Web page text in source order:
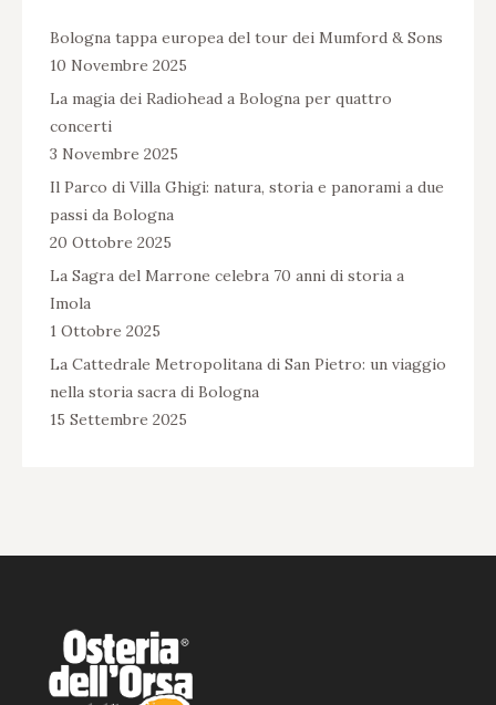
Bologna tappa europea del tour dei Mumford & Sons
10 Novembre 2025
La magia dei Radiohead a Bologna per quattro
concerti
3 Novembre 2025
Il Parco di Villa Ghigi: natura, storia e panorami a due
passi da Bologna
20 Ottobre 2025
La Sagra del Marrone celebra 70 anni di storia a
Imola
1 Ottobre 2025
La Cattedrale Metropolitana di San Pietro: un viaggio
nella storia sacra di Bologna
15 Settembre 2025